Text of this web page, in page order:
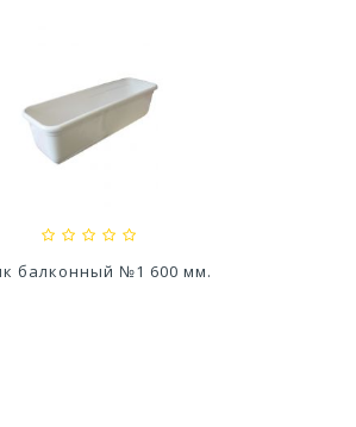
Стол Rodos
балконный №1 600 мм.